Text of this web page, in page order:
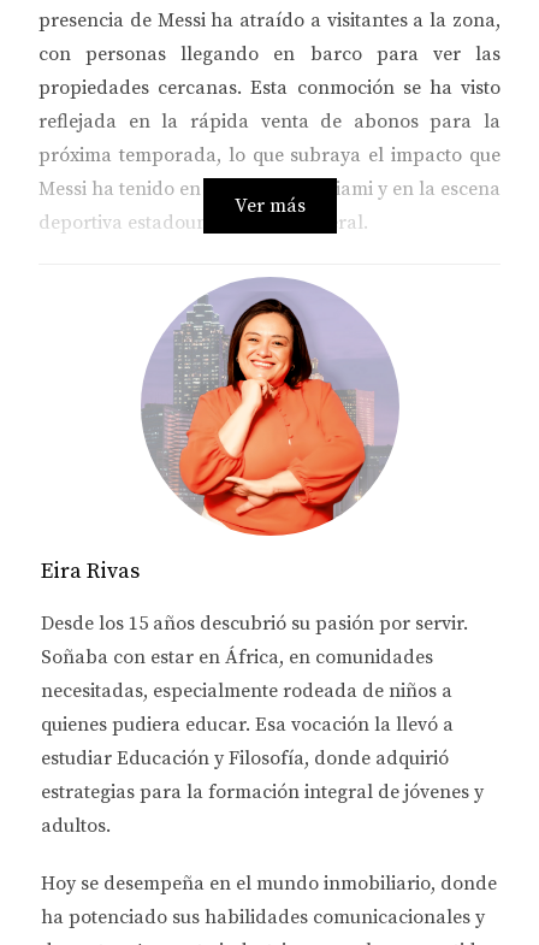
presencia de Messi ha atraído a visitantes a la zona,
con personas llegando en barco para ver las
propiedades cercanas. Esta conmoción se ha visto
reflejada en la rápida venta de abonos para la
próxima temporada, lo que subraya el impacto que
Messi ha tenido en la ciudad de Miami y en la escena
deportiva estadounidense en general.
Ver más
Eira Rivas
Desde los 15 años descubrió su pasión por servir.
Soñaba con estar en África, en comunidades
necesitadas, especialmente rodeada de niños a
quienes pudiera educar. Esa vocación la llevó a
estudiar Educación y Filosofía, donde adquirió
estrategias para la formación integral de jóvenes y
adultos.
Hoy se desempeña en el mundo inmobiliario, donde
ha potenciado sus habilidades comunicacionales y